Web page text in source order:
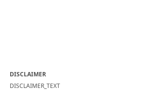
DISCLAIMER
DISCLAIMER_TEXT